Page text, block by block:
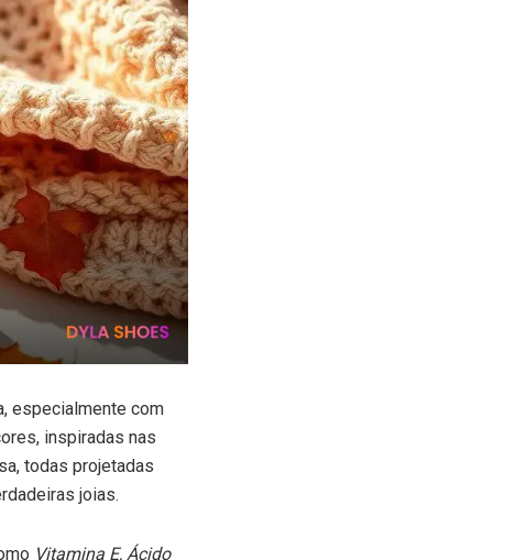
especialmente com
inspiradas nas
todas projetadas
joias.
Vitamina E, Ácido